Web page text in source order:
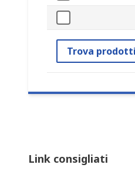
Trova
Link consigliati